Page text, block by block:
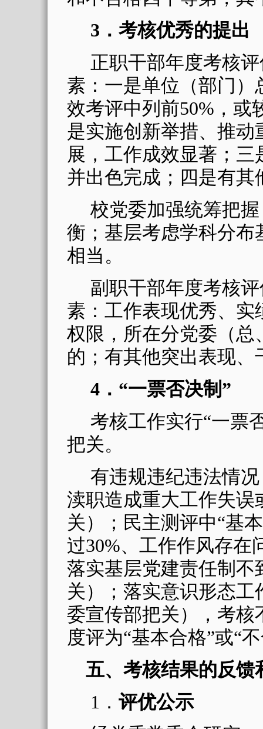
3 ． 考核优秀的提出
正职干部年度考核
素 ： 一是单位（部门）
效考评中列前50% ，
是实施创新举措、推
展，工作成效显著；
并出色完成；四是有
校党委加强统筹把
衡；基层考虑学科分布
相当。
副职干部年度考核
素 ：工作表现优秀、
权限，所在分党委（总
的；有其他突出表现、
4． “一票否决制”
考核工作实行“一票
把关。
有违规违纪违法情
渎职造成重大工作失误
关）；民主测评中“基
过30%、工作作风存在
落实基层党建责任制不
关）；落实意识形态
委宣传部把关），考核
度评为“基本合格”或“
五、考核结果的反馈
1 ． 评优公示